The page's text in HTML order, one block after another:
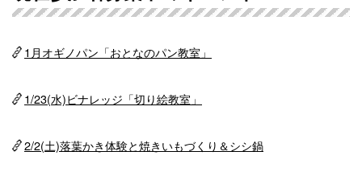
1月オギノパン「おとなのパン教室」
1/23(水)ビナレッジ「切り絵教室」
2/2(土)落葉かき体験と焼きいもづくり＆シシ鍋